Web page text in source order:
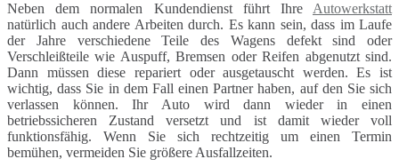
Neben dem normalen Kundendienst führt Ihre Autowerkstatt
natürlich auch andere Arbeiten durch. Es kann sein, dass im Laufe
der Jahre verschiedene Teile des Wagens defekt sind oder
Verschleißteile wie Auspuff, Bremsen oder Reifen abgenutzt sind.
Dann müssen diese repariert oder ausgetauscht werden. Es ist
wichtig, dass Sie in dem Fall einen Partner haben, auf den Sie sich
verlassen können. Ihr Auto wird dann wieder in einen
betriebssicheren Zustand versetzt und ist damit wieder voll
funktionsfähig. Wenn Sie sich rechtzeitig um einen Termin
bemühen, vermeiden Sie größere Ausfallzeiten.